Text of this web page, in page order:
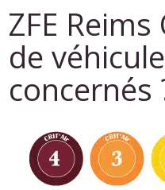
ZFE
de
concernés